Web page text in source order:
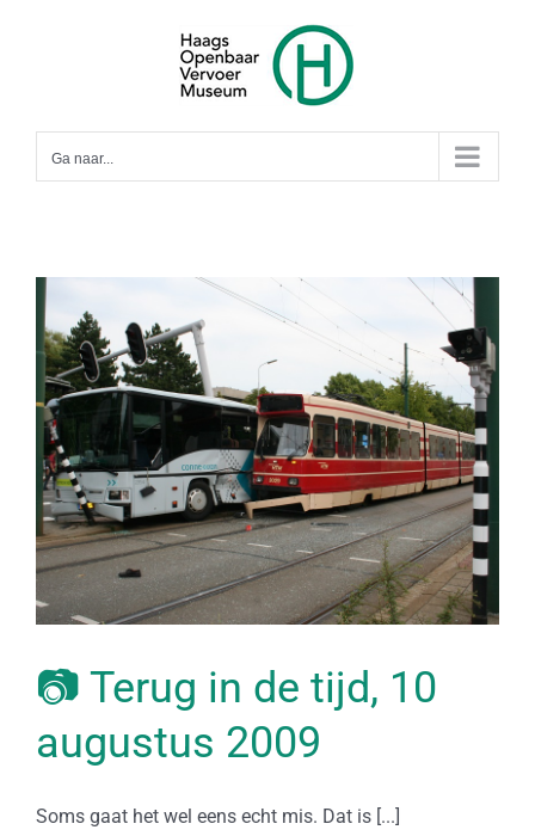
Ga naar...
📷 Terug in de tijd, 10
augustus 2009
Soms gaat het wel eens echt mis. Dat is [...]